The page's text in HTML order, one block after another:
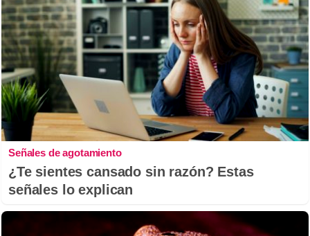
Señales de agotamiento
¿Te sientes cansado sin razón? Estas
señales lo explican